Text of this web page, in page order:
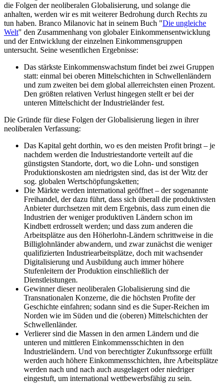
die Folgen der neoliberalen Globalisierung, und solange die
anhalten, werden wir es mit weiterer Bedrohung durch Rechts zu
tun haben. Branco Milanovic hat in seinem Buch "Die ungleiche
Welt" den Zusammenhang von globaler Einkommensentwicklung
und der Entwicklung der einzelnen Einkommensgruppen
untersucht. Seine wesentlichen Ergebnisse:
Das stärkste Einkommenswachstum findet bei zwei Gruppen
statt: einmal bei oberen Mittelschichten in Schwellenländern
und zum zweiten bei dem global allerreichsten einen Prozent.
Den größten relativen Verlust hingegen stellt er bei der
unteren Mittelschicht der Industrieländer fest.
Die Gründe für diese Folgen der Globalisierung liegen in ihrer
neoliberalen Verfassung:
Das Kapital geht dorthin, wo es den meisten Profit bringt – je
nachdem werden die Industriestandorte verteilt auf die
günstigsten Standorte, dort, wo die Lohn- und sonstigen
Produktionskosten am niedrigsten sind, das ist der Witz der
sog. globalen Wertschöpfungsketten;
Die Märkte werden international geöffnet – der sogenannte
Freihandel, der dazu führt, dass sich überall die produktivsten
Anbieter durchsetzen mit dem Ergebnis, dass zum einen die
Industrien der weniger produktiven Ländern schon im
Kindbett erdrosselt werden; und dass zum anderen die
Arbeitsplätze aus den Höherlohn-Ländern schrittweise in die
Billiglohnländer abwandern, und zwar zunächst die weniger
qualifizierten Industriearbeitsplätze, doch mit wachsender
Digitalisierung und Ausbildung auch immer höhere
Stufenleitern der Produktion einschließlich der
Dienstleistungen.
Gewinner dieser neoliberalen Globalisierung sind die
Transnationalen Konzerne, die die höchsten Profite der
Geschichte einfahren; sodann sind es die Super-Reichen im
Norden wie im Süden und die (oberen) Mittelschichten der
Schwellenländer.
Verlierer sind die Massen in den armen Ländern und die
unteren und mittleren Einkommensschichten in den
Industrieländern. Und von berechtigter Zukunftssorge erfüllt
werden auch höhere Einkommensschichten, ihre Arbeitsplätze
werden nach und nach auch ausgelagert oder niedriger
eingestuft, um international wettbewerbsfähig zu sein.